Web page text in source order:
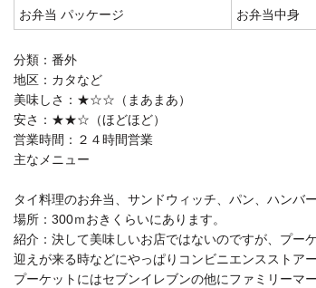
お弁当 パッケージ お弁当中身
分類：番外
地区：カタなど
美味しさ：★☆☆（まあまあ）
安さ：★★☆（ほどほど）
営業時間：２４時間営業
主なメニュー
タイ料理のお弁当、サンドウィッチ、パン、ハンバ
場所：300ｍおきくらいにあります。
紹介：決して美味しいお店ではないのですが、プー
迎えが来る時などにやっぱりコンビニエンスストアー
プーケットにはセブンイレブンの他にファミリーマ